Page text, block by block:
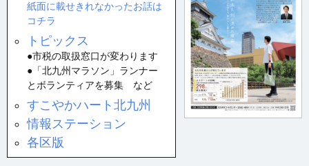
紙面に載せきれなかったお話は
コチラ
トピックス
●市税の取扱窓口が変わります
●「北九州マラソン」ランナー
とボランティアを募集 など
すこやかハート北九州
情報ステーション
各区版